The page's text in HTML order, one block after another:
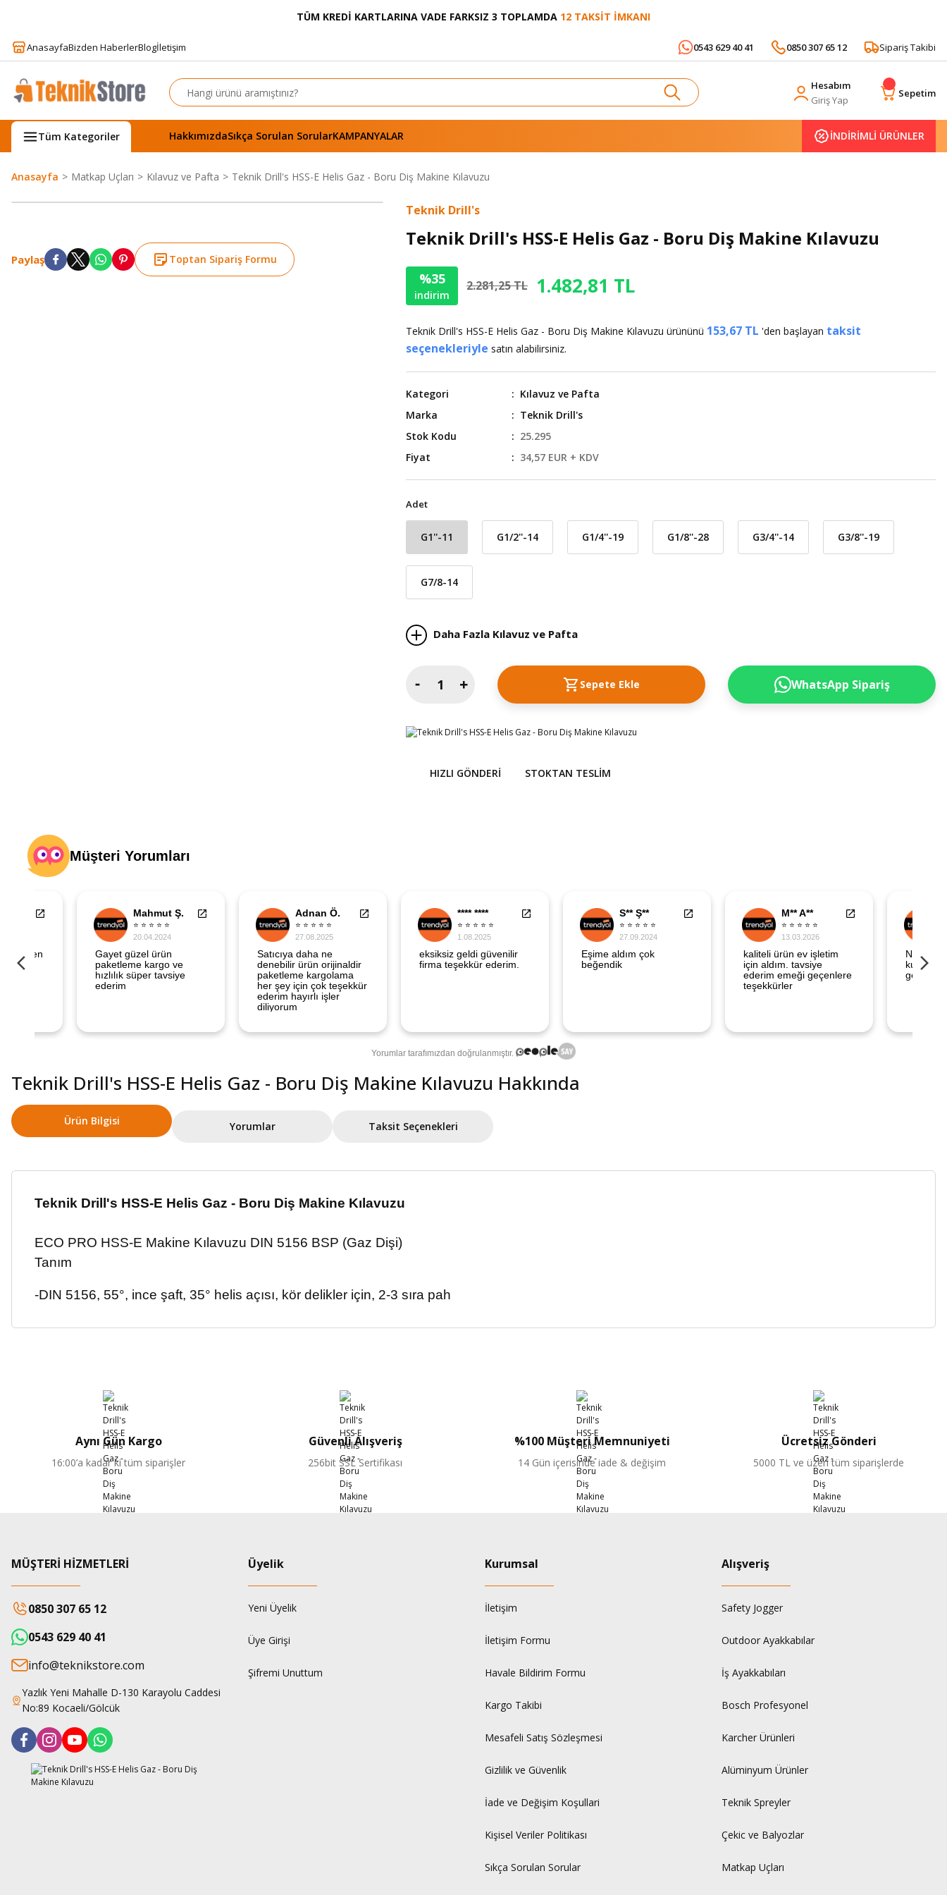
TÜM KREDİ KARTLARINA VADE FARKSIZ 3 TOPLAMDA 12 TAKSİT İMKANI
AnasayfaBizden HaberlerBlogİletişim 0543 629 40 41 0850 307 65 12 Sipariş Takibi
Hesabım
Giriş Yap
Sepetim
Tüm Kategoriler HakkımızdaSıkça Sorulan SorularKAMPANYALAR İNDİRİMLİ ÜRÜNLER
Anasayfa Matkap Uçları Kılavuz ve Pafta Teknik Drill's HSS-E Helis Gaz - Boru Diş Makine Kılavuzu
Paylaş Toptan Sipariş Formu
Teknik Drill's
Teknik Drill's HSS-E Helis Gaz - Boru Diş Makine Kılavuzu
%35
indirim
2.281,25 TL 1.482,81 TL
Teknik Drill's HSS-E Helis Gaz - Boru Diş Makine Kılavuzu ürününü 153,67 TL 'den başlayan taksit
seçenekleriyle satın alabilirsiniz.
Kategori
Kılavuz ve Pafta
Marka
Teknik Drill's
Stok Kodu
25.295
Fiyat
34,57 EUR + KDV
Adet
G1''-11 G1/2''-14 G1/4''-19 G1/8''-28 G3/4''-14 G3/8''-19
G7/8-14
Daha Fazla Kılavuz ve Pafta
Sepete Ekle WhatsApp Sipariş
HIZLI GÖNDERI STOKTAN TESLIM
Teknik Drill's HSS-E Helis Gaz - Boru Diş Makine Kılavuzu Hakkında
Ürün Bilgisi Yorumlar Taksit Seçenekleri
Teknik Drill's HSS-E Helis Gaz - Boru Diş Makine Kılavuzu
ECO PRO HSS-E Makine Kılavuzu DIN 5156 BSP (Gaz Dişi)
Tanım
-DIN 5156, 55°, ince şaft, 35° helis açısı, kör delikler için, 2-3 sıra pah
Aynı Gün Kargo
16:00’a kadar ki tüm siparişler
Güvenli Alışveriş
256bit SSL Sertifikası
%100 Müşteri Memnuniyeti
14 Gün içerisinde iade & değişim
Ücretsiz Gönderi
5000 TL ve üzeri tüm siparişlerde
MÜŞTERİ HİZMETLERİ
0850 307 65 12
0543 629 40 41
info@teknikstore.com
Yazlık Yeni Mahalle D-130 Karayolu Caddesi
No:89 Kocaeli/Gölcük
Üyelik
Yeni Üyelik
Üye Girişi
Şifremi Unuttum
Kurumsal
İletişim
İletişim Formu
Havale Bildirim Formu
Kargo Takibi
Mesafeli Satış Sözleşmesi
Gizlilik ve Güvenlik
İade ve Değişim Koşullari
Kişisel Veriler Politikası
Sıkça Sorulan Sorular
Alışveriş
Safety Jogger
Outdoor Ayakkabılar
İş Ayakkabıları
Bosch Profesyonel
Karcher Ürünleri
Alüminyum Ürünler
Teknik Spreyler
Çekic ve Balyozlar
Matkap Uçları